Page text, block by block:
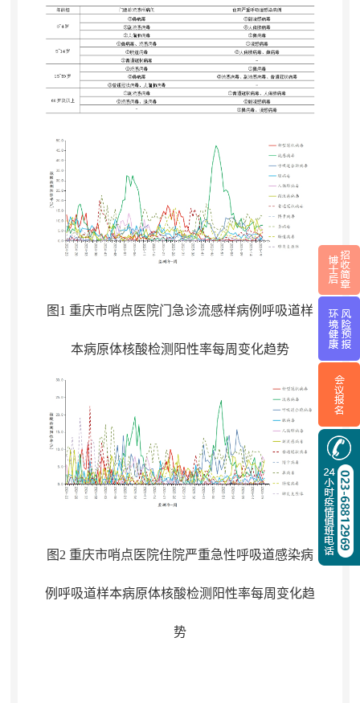
图1 重庆市哨点医院门急诊流感样病例呼吸道样
本病原体核酸检测阳性率每周变化趋势
图2 重庆市哨点医院住院严重急性呼吸道感染病
例呼吸道样本病原体核酸检测阳性率每周变化趋
势